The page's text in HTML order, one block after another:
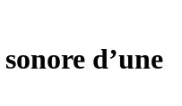
d’une